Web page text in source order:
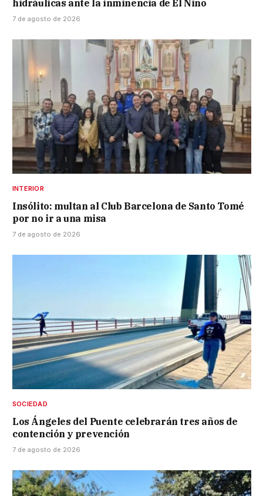
hidráulicas ante la inminencia de El Niño
7 de agosto de 2026
INTERIOR
Insólito: multan al Club Barcelona de Santo Tomé
por no ir a una misa
7 de agosto de 2026
SOCIEDAD
Los Ángeles del Puente celebrarán tres años de
contención y prevención
7 de agosto de 2026